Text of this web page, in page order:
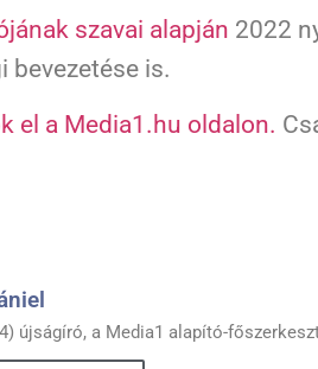
szavai alapján 2022
bevezetése is.
el a Media1.hu oldalon.
újságíró, a Media1 alapító-